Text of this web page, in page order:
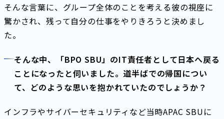
そんな言葉に、グループ全体のことを考える彼の視座に
驚かされ、残って自分の仕事をやりきろうと決めまし
た。
そんな中、「BPO SBU」のIT責任者として日本へ戻る
ことになったと伺いました。道半ばでの帰国につい
て、どのような思いを抱かれていたのでしょうか？
インフラやサイバーセキュリティなど当時APAC SBUに